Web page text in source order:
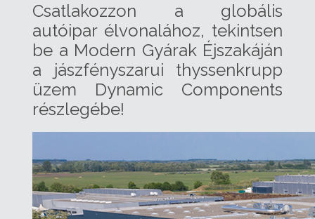
Csatlakozzon a globális
autóipar élvonalához, tekintsen
be a Modern Gyárak Éjszakáján
a jászfényszarui thyssenkrupp
üzem Dynamic Components
részlegébe!